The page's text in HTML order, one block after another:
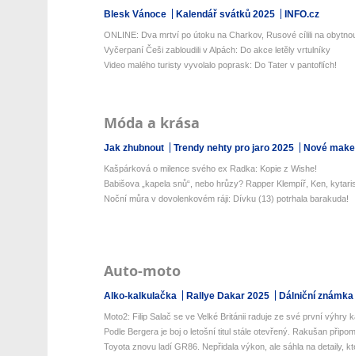
Blesk Vánoce Kalendář svátků 2025 INFO.cz
ONLINE: Dva mrtví po útoku na Charkov, Rusové cílili na
Vyčerpaní Češi zabloudili v Alpách: Do akce letěly vrtulníky
Video malého turisty vyvolalo poprask: Do Tater v pantoflích!
Móda a krása
Jak zhubnout Trendy nehty pro jaro 2025 Nové
Kašpárková o milence svého ex Radka: Kopie z Wishe!
Babišova „kapela snů“, nebo hrůzy? Rapper Klempíř, Ken,
Noční můra v dovolenkovém ráji: Dívku (13) potrhala barakuda!
Auto-moto
Alko-kalkulačka Rallye Dakar 2025 Dálniční
Moto2: Filip Salač se ve Velké Británii raduje ze své první výhry
Podle Bergera je boj o letošní titul stále otevřený. Rakušan
Toyota znovu ladí GR86. Nepřidala výkon, ale sáhla na detaily,